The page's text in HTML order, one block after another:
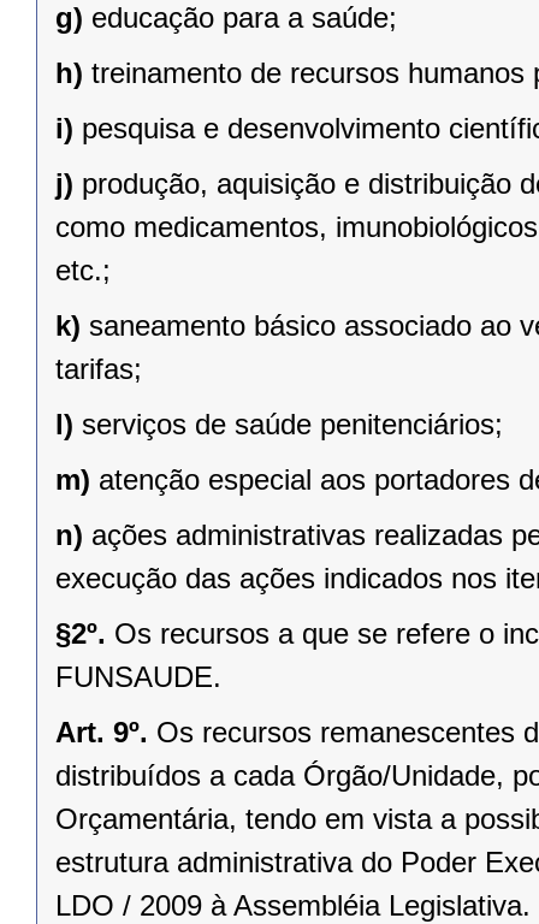
g) educação para a saúde;
h) treinamento de recursos humanos
i) pesquisa e desenvolvimento
j) produção, aquisição e distribuição
como medicamentos,
etc.;
k) saneamento básico associado ao
tarifas;
l) serviços de saúde penitenciários;
m) atenção especial aos portadores
n) ações administrativas realizadas
execução das ações indicados nos
§2º. Os recursos a que se refere o
FUNSAUDE.
Art. 9º. Os recursos remanescentes
distribuídos a cada Órgão/Unidade,
Orçamentária, tendo em vista a
estrutura administrativa do Poder
LDO / 2009 à Assembléia Legislativa.